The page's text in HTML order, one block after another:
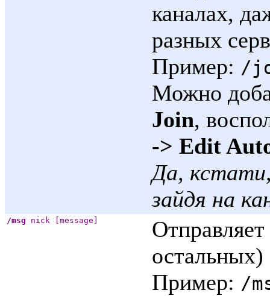
каналах,
разных
Пример: /
Можно
Join,
-> Edit
Да,
зайдя на
/msg nick [message]
Пример: /